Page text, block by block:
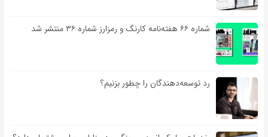
شماره ۶۶ هفته‌نامه کارنگ و رمزارز شماره ۳۶ منتشر شد
رد توسعه‌دهندگان را چطور بزنیم؟